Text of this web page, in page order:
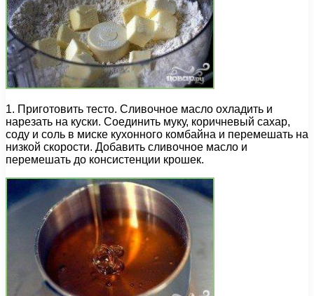
1. Приготовить тесто. Сливочное масло охладить и
нарезать на куски. Соединить муку, коричневый сахар,
соду и соль в миске кухонного комбайна и перемешать на
низкой скорости. Добавить сливочное масло и
перемешать до консистенции крошек.